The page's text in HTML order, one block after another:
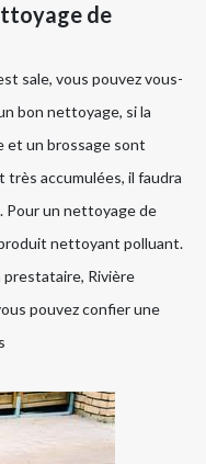
de
sale, vous pouvez vous-
bon nettoyage, si la
et un brossage sont
accumulées, il faudra
Pour un nettoyage de
nettoyant polluant.
prestataire, Rivière
pouvez confier une